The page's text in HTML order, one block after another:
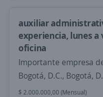
auxiliar
experiencia, lunes
oficina
Importante empresa
Bogotá, D.C., Bogotá,
$ 2.000.000,00 (Mensual)